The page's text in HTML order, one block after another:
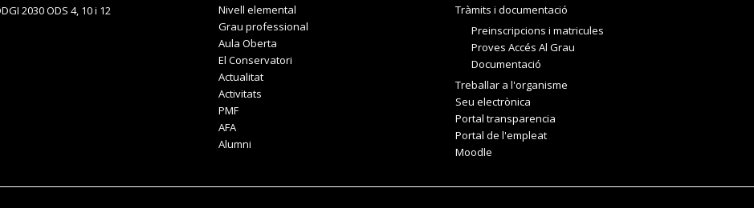
Nivell elemental
Grau professional
Aula Oberta
El Conservatori
Actualitat
Activitats
PMF
AFA
Alumni
Tràmits i documentació
Preinscripcions i matricules
Proves Accés Al Grau
Documentació
Treballar a l'organisme
Seu electrònica
Portal transparencia
Portal de l'empleat
Moodle